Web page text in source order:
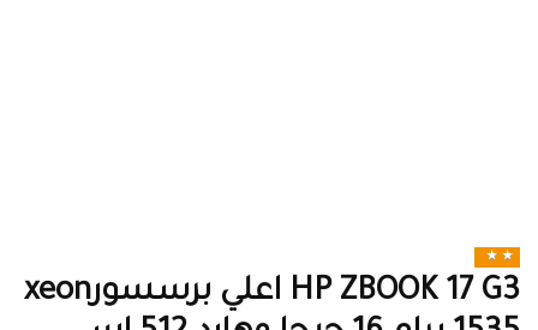
HP ZBOOK 17 G3 اعلي برسسورxeon